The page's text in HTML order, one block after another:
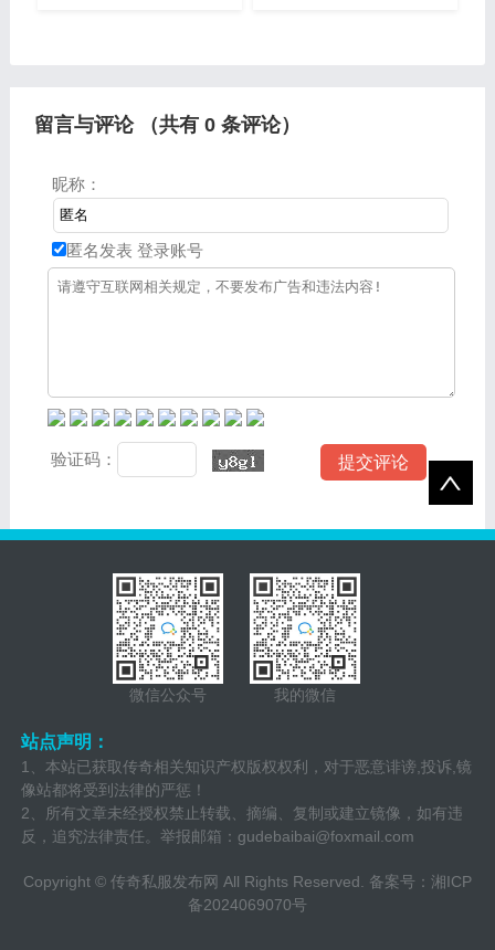
留言与评论 （共有 0条评论）
昵称：
匿名发表 登录账号
验证码：
微信公众号 我的微信
站点声明：
1、本站已获取传奇相关知识产权版权权利，对于恶意诽谤,投诉,镜
像站都将受到法律的严惩！
2、所有文章未经授权禁止转载、摘编、复制或建立镜像，如有违
反，追究法律责任。举报邮箱： gudebaibai@foxmail.com
Copyright © 传奇私服发布网 All Rights Reserved. 备案号： 湘ICP
备2024069070号